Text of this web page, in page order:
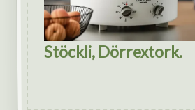
Stöckli, Dörrextork.